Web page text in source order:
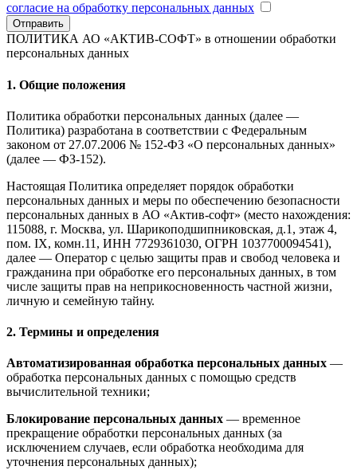
согласие на обработку персональных данных
Отправить
ПОЛИТИКА АО «АКТИВ-СОФТ» в отношении обработки
персональных данных
1. Общие положения
Политика обработки персональных данных (далее —
Политика) разработана в соответствии с Федеральным
законом от 27.07.2006 № 152-ФЗ «О персональных данных»
(далее — ФЗ-152).
Настоящая Политика определяет порядок обработки
персональных данных и меры по обеспечению безопасности
персональных данных в АО «Актив-софт» (место нахождения:
115088, г. Москва, ул. Шарикоподшипниковская, д.1, этаж 4,
пом. IX, комн.11, ИНН 7729361030, ОГРН 1037700094541),
далее — Оператор с целью защиты прав и свобод человека и
гражданина при обработке его персональных данных, в том
числе защиты прав на неприкосновенность частной жизни,
личную и семейную тайну.
2. Термины и определения
Автоматизированная обработка персональных данных —
обработка персональных данных с помощью средств
вычислительной техники;
Блокирование персональных данных — временное
прекращение обработки персональных данных (за
исключением случаев, если обработка необходима для
уточнения персональных данных);